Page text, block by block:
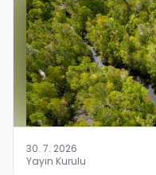
30. 7. 2026
Yayın Kurulu